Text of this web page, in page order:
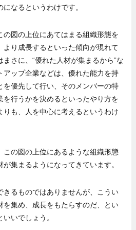
なるというわけです。
の図の上位にあてはまる組織形態を
より成長するといった傾向が現れて
さに、“優れた人材が集まるから”な
アップ企業などは、優れた能力を持
を優先して行い、そのメンバーの特
を行うかを決めるといったやり方を
りも、人を中心に考えるというわけ
この図の上位にあるような組織形態
集まるようになってきています。
きるものではありませんが、こうい
を集め、成長をもたらすのだ、とい
いでしょう。